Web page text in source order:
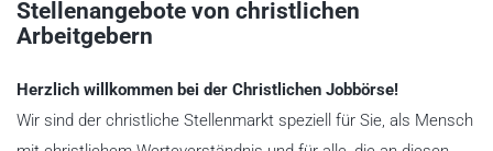
Stellenangebote von christlichen
Arbeitgebern
Herzlich willkommen bei der Christlichen Jobbörse!
Wir sind der christliche Stellenmarkt speziell für Sie, als Mensch